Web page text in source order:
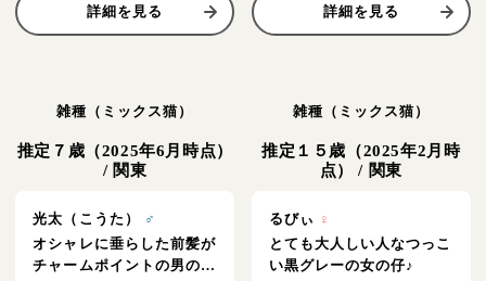
詳細を見る 詳細を見る
雑種（ミックス猫）
推定７歳（2025年6月時点）
/ 関東
光太（こうた）
♂
オシャレに垂らした前髪が
チャームポイントの男の子
雑種（ミックス猫）
推定１５歳（2025年2月時
点）
/ 関東
るびぃ ♀
とても大人しい人なつっこ
い黒グレーの女の仔♪